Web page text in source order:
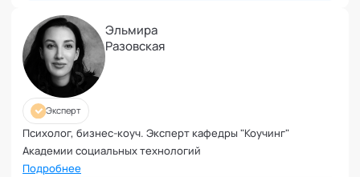
Зависимости
Защита от манипуляций
Иммунитет
Карьерная стратегия
Клиентский менеджмент
Когнитивные способности
Командное лидерство
Коммуникационная стратегия
Эльмира
Разовская
Эксперт
Психолог, бизнес-коуч. Эксперт кафедры "Коучинг"
Академии социальных технологий
Подробнее